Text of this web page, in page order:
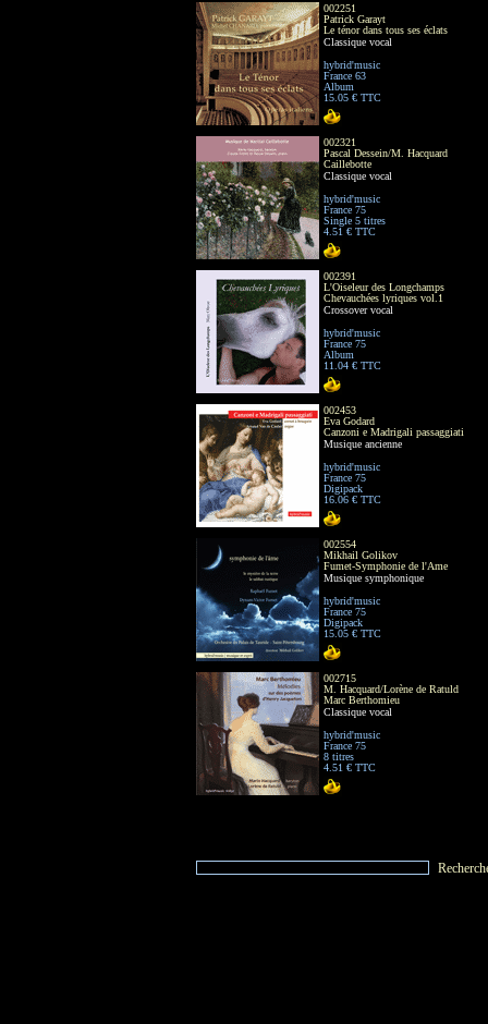
002251
Patrick Garayt
Le ténor dans tous ses éclats
Classique vocal
hybrid'music
France 63
Album
15.05 € TTC
002321
Pascal Dessein/M. Hacquard
Caillebotte
Classique vocal
hybrid'music
France 75
Single 5 titres
4.51 € TTC
002391
L'Oiseleur des Longchamps
Chevauchées lyriques vol.1
Crossover vocal
hybrid'music
France 75
Album
11.04 € TTC
002453
Eva Godard
Canzoni e Madrigali passaggiati
Musique ancienne
hybrid'music
France 75
Digipack
16.06 € TTC
002554
Mikhail Golikov
Fumet-Symphonie de l'Ame
Musique symphonique
hybrid'music
France 75
Digipack
15.05 € TTC
002715
M. Hacquard/Lorène de Ratuld
Marc Berthomieu
Classique vocal
hybrid'music
France 75
8 titres
4.51 € TTC